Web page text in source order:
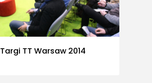
Targi TT Warsaw 2014